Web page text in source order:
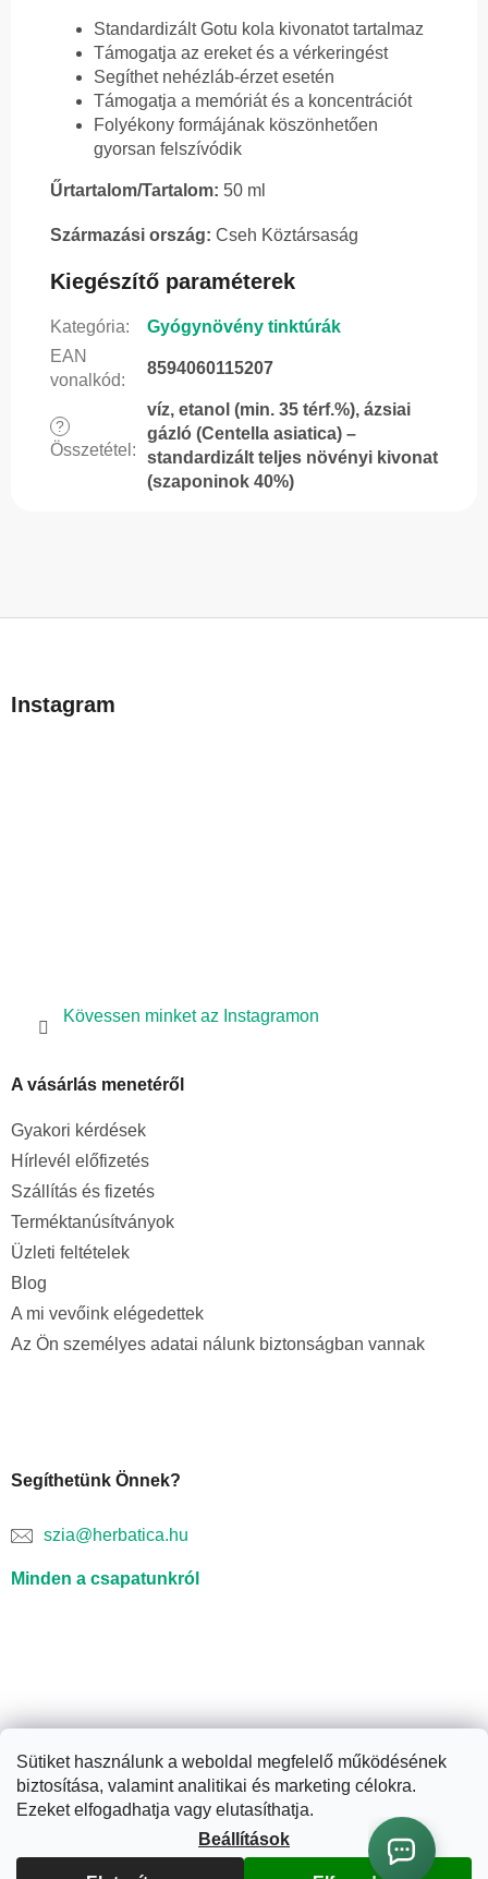
Sütiket használunk a weboldal megfelelő működésének
biztosítása, valamint analitikai és marketing célokra.
Ezeket elfogadhatja vagy elutasíthatja.
Beállítások
Standardizált Gotu kola kivonatot tartalmaz
Támogatja az ereket és a vérkeringést
Segíthet nehézláb-érzet esetén
Támogatja a memóriát és a koncentrációt
Folyékony formájának köszönhetően
gyorsan felszívódik
Űrtartalom/Tartalom: 50 ml
Származási ország: Cseh Köztársaság
Kiegészítő paraméterek
Kategória:
Gyógynövény tinktúrák
EAN
vonalkód:
8594060115207
?
Összetétel :
víz, etanol (min. 35 térf.%), ázsiai
gázló (Centella asiatica) –
standardizált teljes növényi kivonat
(szaponinok 40%)
bInstagram
Kövessen minket az Instagramon
A vásárlás menetéről
Gyakori kérdések
Hírlevél előfizetés
Szállítás és fizetés
Terméktanúsítványok
Üzleti feltételek
Blog
A mi vevőink elégedettek
Az Ön személyes adatai nálunk biztonságban vannak
Segíthetünk Önnek?
szia@herbatica.hu
Minden a csapatunkról
Shoptet készítette
Copyright 2026Herbatica.hu. Minden jog fenntartva.Süti